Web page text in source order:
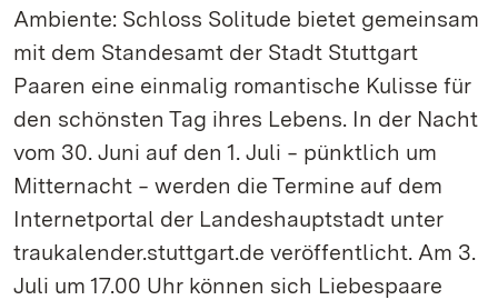
Ambiente: Schloss Solitude bietet gemeinsam
mit dem Standesamt der Stadt Stuttgart
Paaren eine einmalig romantische Kulisse für
den schönsten Tag ihres Lebens. In der Nacht
vom 30. Juni auf den 1. Juli ‒ pünktlich um
Mitternacht ‒ werden die Termine auf dem
Internetportal der Landeshauptstadt unter
traukalender.stuttgart.de veröffentlicht. Am 3.
Juli um 17.00 Uhr können sich Liebespaare